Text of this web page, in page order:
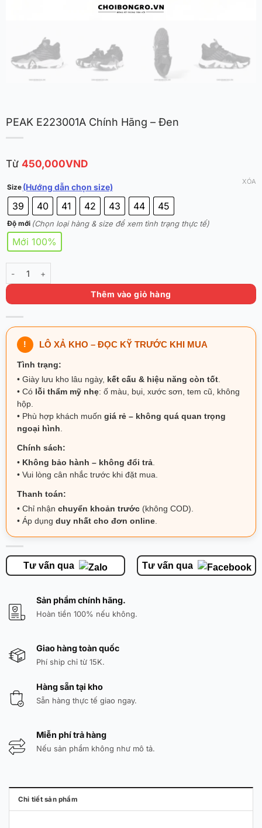
PEAK E223001A Chính Hãng – Đen
Từ 450,000VND
Size (Hướng dẫn chọn size)
39 40 41 42 43 44 45
Độ mới (Chọn loại hàng & size để xem tình trạng thực tế)
Mới 100%
XÓA
PEAK E223001A Chính Hãng - Đen số lượng
Thêm vào giỏ hàng
! LÔ XẢ KHO – ĐỌC KỸ TRƯỚC KHI MUA
Tình trạng:
• Giày lưu kho lâu ngày, kết cấu & hiệu năng còn tốt.
• Có lỗi thẩm mỹ nhẹ: ố màu, bụi, xước sơn, tem cũ, không
hộp.
• Phù hợp khách muốn giá rẻ – không quá quan trọng
ngoại hình
Chính sách:
• Không bảo hành – không đổi trả.
• Vui lòng cân nhắc trước khi đặt mua.
Thanh toán:
• Chỉ nhận chuyển khoản trước(không COD).
• Áp dụng duy nhất cho đơn online.
Tư vấn qua Tư vấn qua
Sản phẩm chính hãng.
Hoàn tiền 100% nếu không.
Giao hàng toàn quốc
Phí ship chỉ từ 15K.
Hàng sẵn tại kho
Sẵn hàng thực tế giao ngay.
Miễn phí trả hàng
Nếu sản phẩm không như mô tả.
Chi tiết sản phẩm